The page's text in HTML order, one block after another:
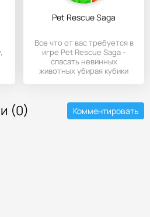
Pet Rescue Saga
Все что от вас требуется в
игре Pet Rescue Saga -
спасать невинных
животных убирая кубики
(0) Комментировать